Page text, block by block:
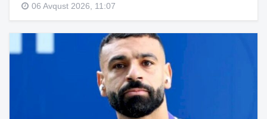
06 Avqust 2026, 11:07